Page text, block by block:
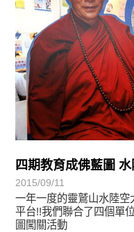
四期教育成佛藍圖
2015/09/11
一年一度的靈鷲山水陸
平台!!我們聯合了四個單
圖闖關活動